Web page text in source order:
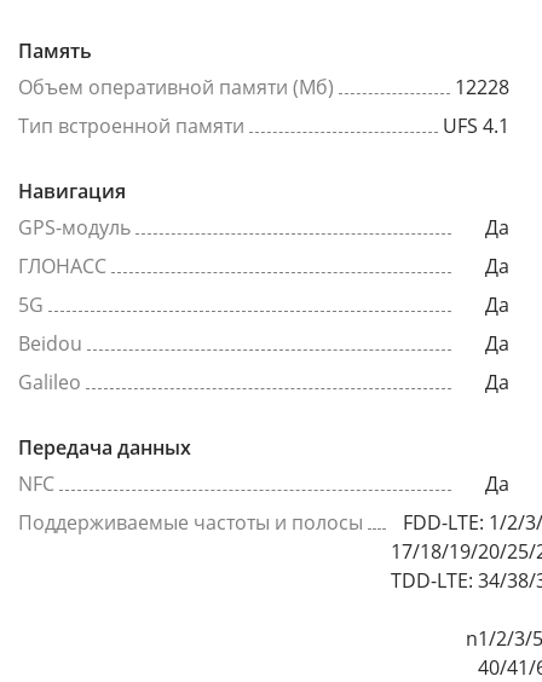
Память
Объем оперативной памяти (Мб)
12228
Тип встроенной памяти
UFS 4.1
Навигация
GPS-модуль
Да
ГЛОНАСС
Да
5G
Да
Beidou
Да
Galileo
Да
Передача данных
NFC
Да
Поддерживаемые частоты и полосы
FDD-LTE: 1/2/
17/18/19/20/
TDD-LTE: 34/
n1/2/3/
40/41/